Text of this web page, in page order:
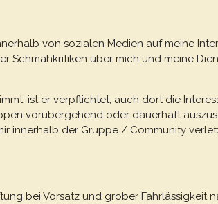
von sozialen Medien auf meine
Schmähkritiken über mich und meine
ist er verpflichtet, auch dort die
vorübergehend oder dauerhaft
innerhalb der Gruppe / Community
bei Vorsatz und grober Fahrlässigkeit